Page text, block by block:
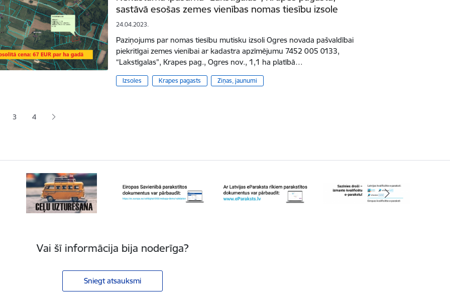
sastāvā esošas zemes vienības nomas tiesību izsole
24.04.2023.
Paziņojums par nomas tiesību mutisku izsoli Ogres novada pašvaldībai
piekritīgai zemes vienībai ar kadastra apzīmējumu 7452 005 0133,
“Lakstīgalas”, Krapes pag., Ogres nov., 1,1 ha platībā…
Izsoles Krapes pagasts Ziņas, jaunumi
lapaLapa
3 Lapa
4
Vai šī informācija bija noderīga?
Sniegt atsauksmi